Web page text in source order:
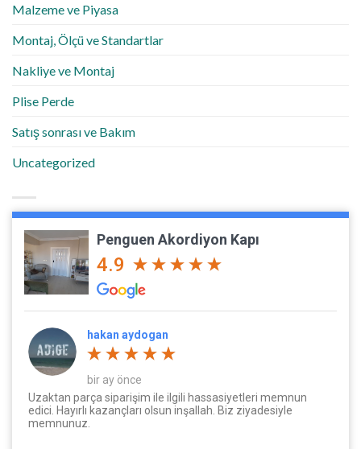
Malzeme ve Piyasa
Montaj, Ölçü ve Standartlar
Nakliye ve Montaj
Plise Perde
Satış sonrası ve Bakım
Uncategorized
Penguen Akordiyon Kapı
4.9
hakan aydogan
bir ay önce
Uzaktan parça siparişim ile ilgili hassasiyetleri memnun
edici. Hayırlı kazançları olsun inşallah. Biz ziyadesiyle
memnunuz.